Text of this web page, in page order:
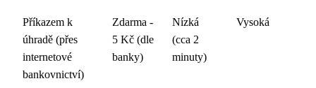
Příkazem k
úhradě (přes
internetové
bankovnictví)
Zdarma -
5 Kč (dle
banky)
Nízká
(cca 2
minuty)
Vysoká